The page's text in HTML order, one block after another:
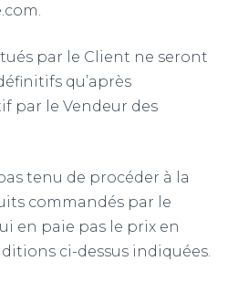
par le Client ne seront
qu’après
par le Vendeur des
tenu de procéder à la
commandés par le
en paie pas le prix en
ci-dessus indiquées.